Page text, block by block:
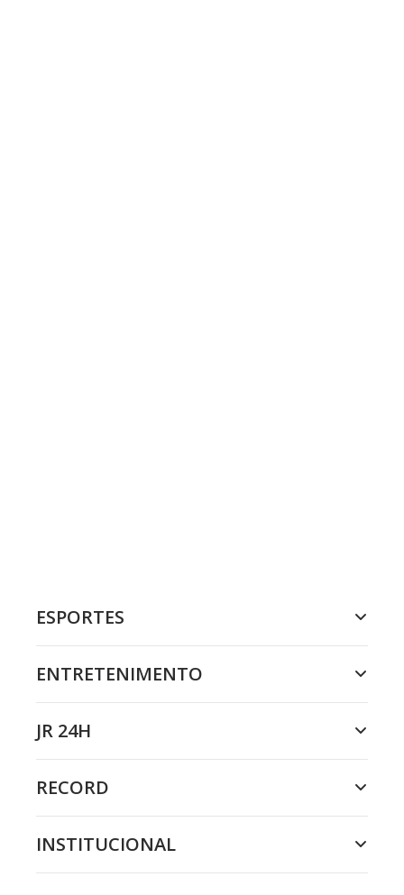
ESPORTES
ENTRETENIMENTO
JR 24H
RECORD
INSTITUCIONAL